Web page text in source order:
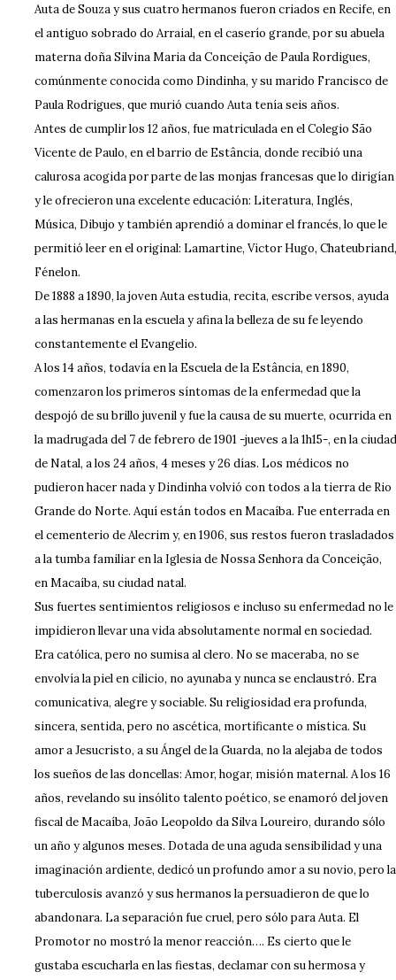
Auta de Souza y sus cuatro hermanos fueron criados en Recife, en
el antiguo sobrado do Arraial, en el caserío grande, por su abuela
materna doña Silvina Maria da Conceição de Paula Rordigues,
comúnmente conocida como Dindinha, y su marido Francisco de
Paula Rodrigues, que murió cuando Auta tenía seis años.
Antes de cumplir los 12 años, fue matriculada en el Colegio São
Vicente de Paulo, en el barrio de Estância, donde recibió una
calurosa acogida por parte de las monjas francesas que lo dirigían
y le ofrecieron una excelente educación: Literatura, Inglés,
Música, Dibujo y también aprendió a dominar el francés, lo que le
permitió leer en el original: Lamartine, Victor Hugo, Chateubriand,
Fénelon.
De 1888 a 1890, la joven Auta estudia, recita, escribe versos, ayuda
a las hermanas en la escuela y afina la belleza de su fe leyendo
constantemente el Evangelio.
A los 14 años, todavía en la Escuela de la Estância, en 1890,
comenzaron los primeros síntomas de la enfermedad que la
despojó de su brillo juvenil y fue la causa de su muerte, ocurrida en
la madrugada del 7 de febrero de 1901 -jueves a la 1h15-, en la ciudad
de Natal, a los 24 años, 4 meses y 26 días. Los médicos no
pudieron hacer nada y Dindinha volvió con todos a la tierra de Rio
Grande do Norte. Aquí están todos en Macaíba. Fue enterrada en
el cementerio de Alecrim y, en 1906, sus restos fueron trasladados
a la tumba familiar en la Iglesia de Nossa Senhora da Conceição,
en Macaíba, su ciudad natal.
Sus fuertes sentimientos religiosos e incluso su enfermedad no le
impidieron llevar una vida absolutamente normal en sociedad.
Era católica, pero no sumisa al clero. No se maceraba, no se
envolvía la piel en cilicio, no ayunaba y nunca se enclaustró. Era
comunicativa, alegre y sociable. Su religiosidad era profunda,
sincera, sentida, pero no ascética, mortificante o mística. Su
amor a Jesucristo, a su Ángel de la Guarda, no la alejaba de todos
los sueños de las doncellas: Amor, hogar, misión maternal. A los 16
años, revelando su insólito talento poético, se enamoró del joven
fiscal de Macaíba, João Leopoldo da Silva Loureiro, durando sólo
un año y algunos meses. Dotada de una aguda sensibilidad y una
imaginación ardiente, dedicó un profundo amor a su novio, pero la
tuberculosis avanzó y sus hermanos la persuadieron de que lo
abandonara. La separación fue cruel, pero sólo para Auta. El
Promotor no mostró la menor reacción…. Es cierto que le
gustaba escucharla en las fiestas, declamar con su hermosa y